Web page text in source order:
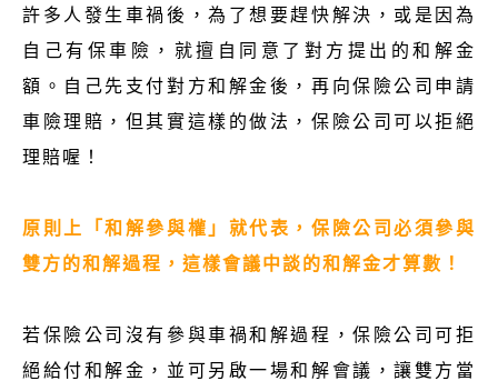
許多人發生車禍後，為了想要趕快解決，或是因為
自己有保車險，就擅自同意了對方提出的和解金
額。自己先支付對方和解金後，再向保險公司申請
車險理賠，但其實這樣的做法，保險公司可以拒絕
理賠喔！
原則上「和解參與權」就代表，保險公司必須參與
雙方的和解過程，這樣會議中談的和解金才算數！
若保險公司沒有參與車禍和解過程，保險公司可拒
絕給付和解金，並可另啟一場和解會議，讓雙方當